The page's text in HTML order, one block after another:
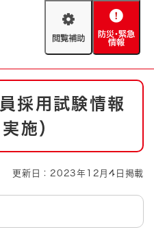
閲
助
防
緊
情
救急・消防
AED設置箇所
採用試験情報
施）
更新日：2023年12月4日掲載